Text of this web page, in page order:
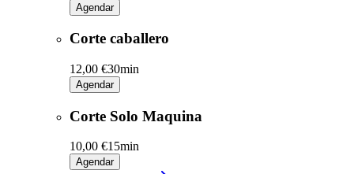
Agendar
Corte caballero
12,00 €30min
Agendar
Corte Solo Maquina
10,00 €15min
Agendar